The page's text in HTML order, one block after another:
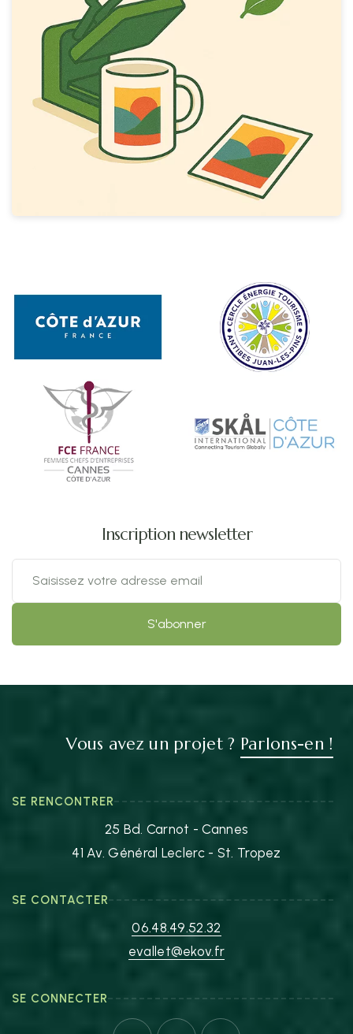
Inscription newsletter
Vous avez un projet ? Parlons-en !
SE RENCONTRER
25 Bd. Carnot - Cannes
41 Av. Général Leclerc - St. Tropez
SE CONTACTER
06.48.49.52.32
evallet@ekov.fr
SE CONNECTER